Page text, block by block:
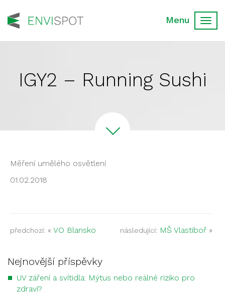
IGY2 – Running Sushi
Měření umělého osvětlení
01.02.2018
předchozí: « VO Blansko následující: MŠ Vlastiboř »
Nejnovější příspěvky
UV záření a svítidla: Mýtus nebo reálné riziko pro
zdraví?